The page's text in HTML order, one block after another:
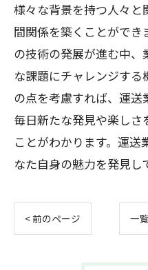
様々な背景を持つ人々と
間関係を築くことができ
の技術の発展が進む中
な課題にチャレンジする
の点を考慮すれば、運送
毎日新たな発見や楽しさ
ことがわかります。運送
なた自身の魅力を発見し
< 前のページ 一